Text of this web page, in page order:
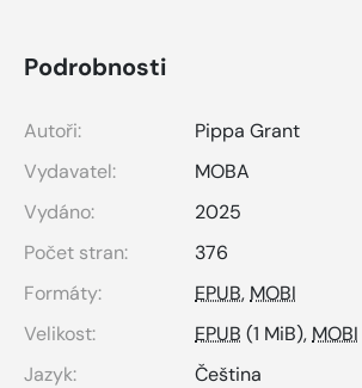
Podrobnosti
Autoři:
Pippa Grant
Vydavatel:
MOBA
Vydáno:
2025
Počet stran:
376
Formáty:
EPUB, MOBI
Velikost:
EPUB (1 MiB), MOBI
Jazyk:
Čeština